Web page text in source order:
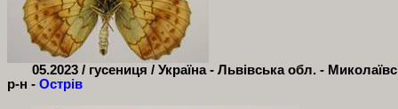
05.2023 / гусениця / Україна - Львівська обл. -
р-н - Острів